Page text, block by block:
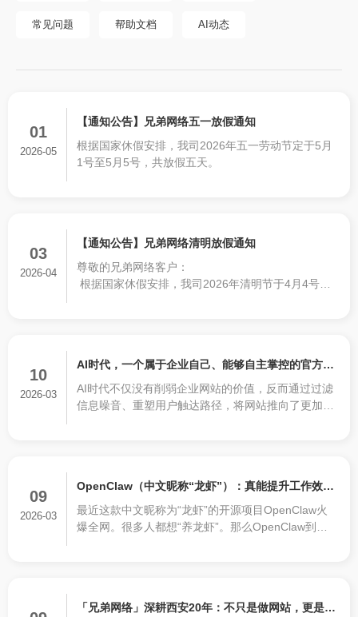
常见问题 帮助文档 AI动态
01
2026-05
【通知公告】兄弟网络五一放假通知
根据国家休假安排，我司2026年五一劳动节定于5月
1号至5月5号，共放假五天。
03
2026-04
【通知公告】兄弟网络清明放假通知
尊敬的兄弟网络客户：
根据国家休假安排，我司2026年清明节于4月4号至4
10
2026-03
AI时代，一个属于企业自己、能够自主掌控的官方网
站，比任何时候都更加重要!
AI时代不仅没有削弱企业网站的价值，反而通过过滤
信息噪音、重塑用户触达路径，将网站推向了更加核
09
2026-03
OpenClaw（中文昵称“龙虾”）：真能提升工作效率
的利器，还是徒有虚名？
最近这款中文昵称为“龙虾”的开源项目OpenClaw火
爆全网。很多人都想“养龙虾”。那么OpenClaw到底
「兄弟网络」深耕西安20年：不只是做网站，更是为